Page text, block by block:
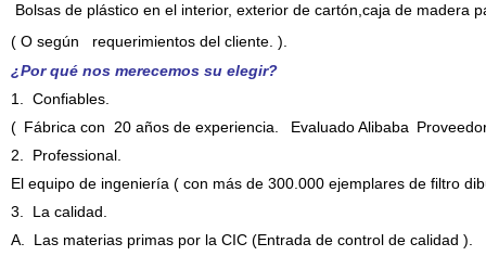
Bolsas de plástico en el interior, exterior de cartón, caja de madera
( O según requerimientos del cliente. ).
¿Por qué nos merecemos su elegir?
1. Confiables.
( Fábrica con 20 años de experiencia. Evaluado Alibaba
2. Professional.
El equipo de ingeniería ( con más de 300.000 ejemplares de filtro
3. La calidad.
A.
Las materias primas por la CIC (Entrada de control de calidad ).